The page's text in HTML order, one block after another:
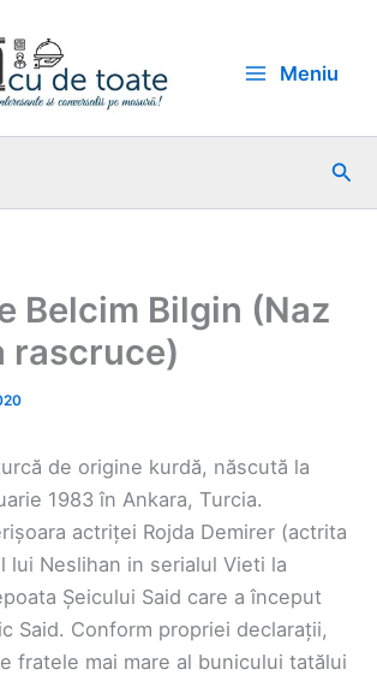
Meniu
Belcim Bilgin (Naz
rascruce)
de origine kurdă, născută la
1983 în Ankara, Turcia.
actriței Rojda Demirer (actrita
lui Neslihan in serialul Vieti la
Șeicului Said care a început
Said. Conform propriei declarații,
fratele mai mare al bunicului tatălui